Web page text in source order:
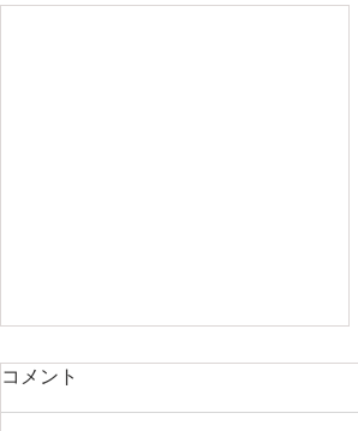
コメント